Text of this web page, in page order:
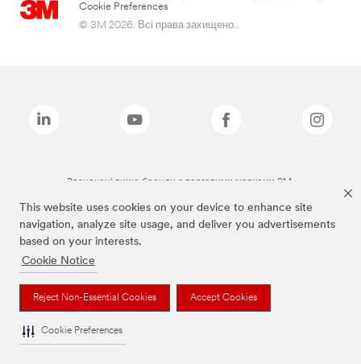
This website uses cookies on your device to enhance site
navigation, analyze site usage, and deliver you advertisements
based on your interests.
Cookie Notice
Reject Non-Essential Cookies Accept Cookies
Cookie Preferences
Cookie Preferences
© 3M 2026. Всі права захищено..
Зазначені вище бренди є торговими марками 3M.